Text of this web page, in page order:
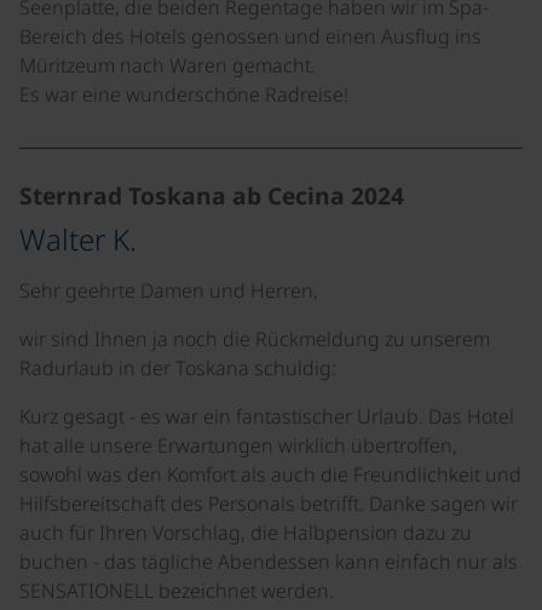
Seenplatte, die beiden Regentage haben wir im Spa-
Bereich des Hotels genossen und einen Ausflug ins
Müritzeum nach Waren gemacht.
Es war eine wunderschöne Radreise!
Sternrad Toskana ab Cecina 2024
Walter K.
Sehr geehrte Damen und Herren,
wir sind Ihnen ja noch die Rückmeldung zu unserem
Radurlaub in der Toskana schuldig:
Kurz gesagt - es war ein fantastischer Urlaub. Das Hotel
hat alle unsere Erwartungen wirklich übertroffen,
sowohl was den Komfort als auch die Freundlichkeit und
Hilfsbereitschaft des Personals betrifft. Danke sagen wir
auch für Ihren Vorschlag, die Halbpension dazu zu
buchen - das tägliche Abendessen kann einfach nur als
SENSATIONELL bezeichnet werden.